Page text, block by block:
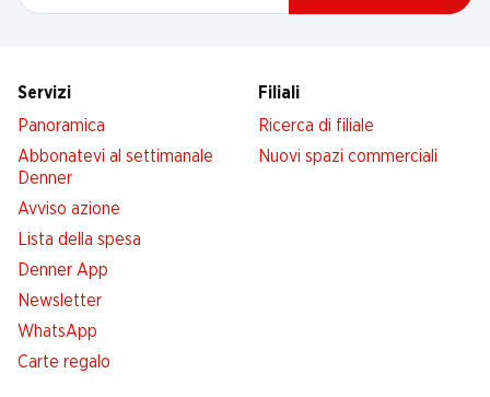
Servizi
Panoramica
Abbonatevi al settimanale
Denner
Avviso azione
Lista della spesa
Denner App
Newsletter
WhatsApp
Carte regalo
Filiali
Ricerca di filiale
Nuovi spazi commerciali